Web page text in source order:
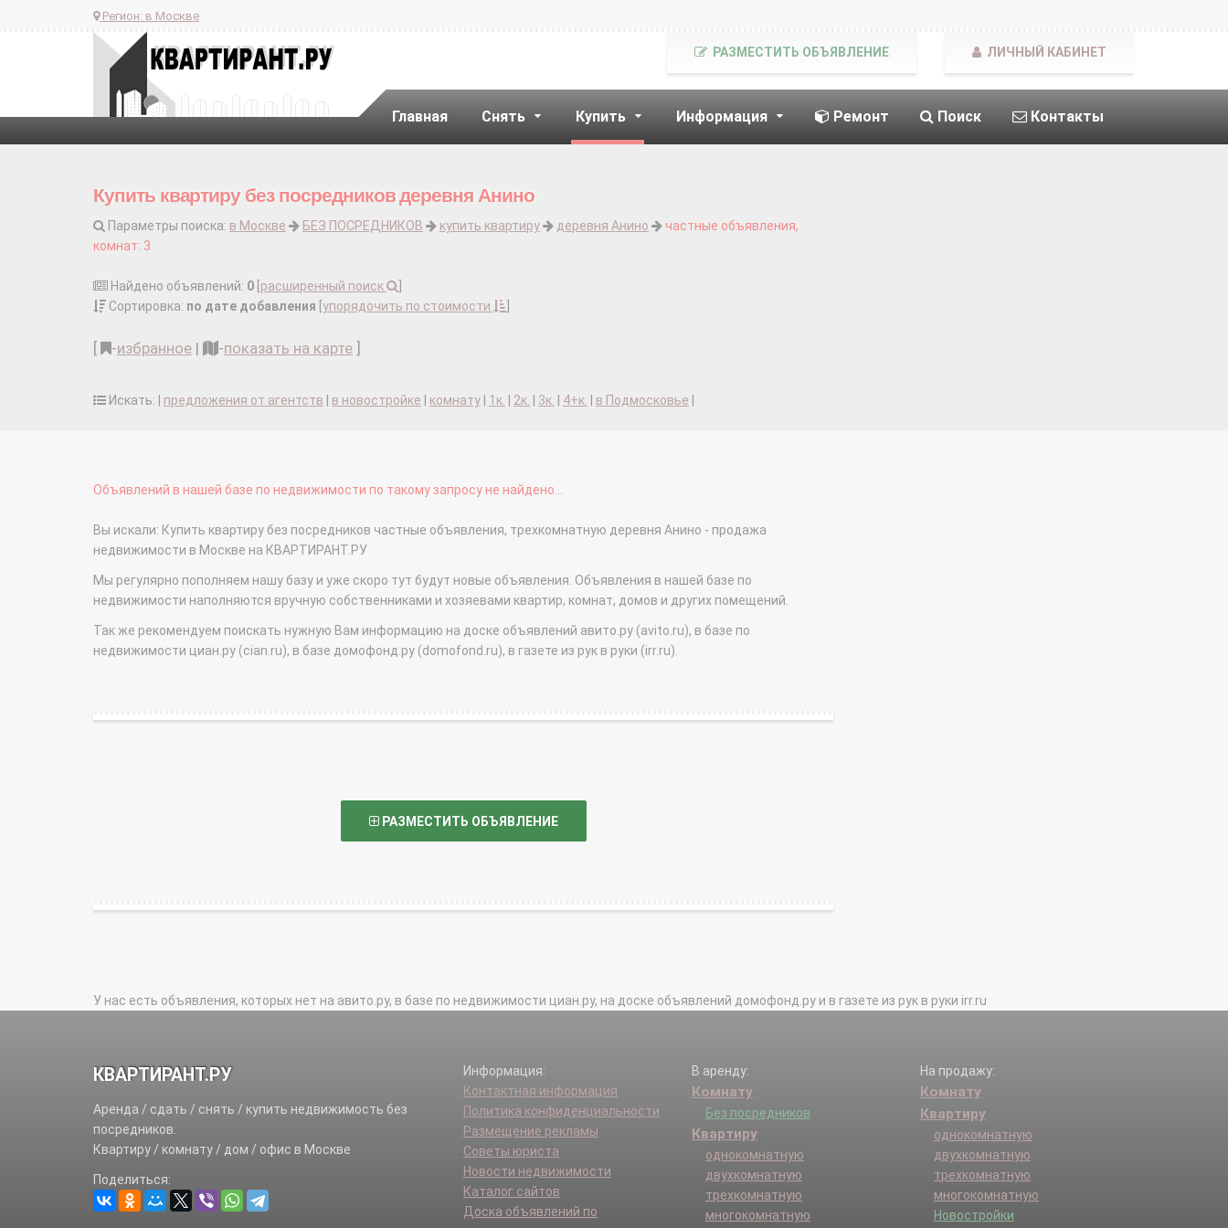
Регион: в Москве
Главная Снять Купить Информация Ремонт Поиск Контакты
РАЗМЕСТИТЬ ОБЪЯВЛЕНИЕ ЛИЧНЫЙ КАБИНЕТ
Купить квартиру без посредников деревня Анино
Параметры поиска: в Москве БЕЗ ПОСРЕДНИКОВ купить квартиру деревня Анино
частные объявления,
комнат: 3
Найдено объявлений: 0 расширенный поиск
Сортировка: по дате добавления упорядочить по стоимости
-избранное | -показать на карте
Искать: | предложения от агентств в новостройке комнату 1к. 2к. 3к. 4+к. в Подмосковье
Объявлений в нашей базе по недвижимости по такому запросу не найдено...
Вы искали: Купить квартиру без посредников частные объявления, трехкомнатную деревня Анино - продажа
недвижимости в Москве на КВАРТИРАНТ.РУ
Мы регулярно пополняем нашу базу и уже скоро тут будут новые объявления. Объявления в нашей базе по
недвижимости наполняются вручную собственниками и хозяевами квартир, комнат, домов и других помещений.
Так же рекомендуем поискать нужную Вам информацию на доске объявлений авито.ру (avito.ru), в базе по
недвижимости циан.ру (cian.ru), в базе домофонд.ру (domofond.ru), в газете из рук в руки (irr.ru).
РАЗМЕСТИТЬ ОБЪЯВЛЕНИЕ
У нас есть объявления, которых нет на авито.ру, в базе по недвижимости циан.ру, на доске объявлений домофонд.ру и в газете из рук в руки irr.ru
КВАРТИРАНТ.РУ
Аренда / сдать / снять / купить недвижимость без
посредников.
Квартиру / комнату / дом / офис в Москве
Поделиться:
Информация:
Контактная информация
Политика конфиденциальности
Размещение рекламы
Советы юриста
Новости недвижимости
Каталог сайтов
Доска объявлений по
В аренду:
Комнату
Без посредников
Квартиру
однокомнатную
двухкомнатную
трехкомнатную
многокомнатную
На продажу:
Комнату
Квартиру
однокомнатную
двухкомнатную
трехкомнатную
многокомнатную
Новостройки